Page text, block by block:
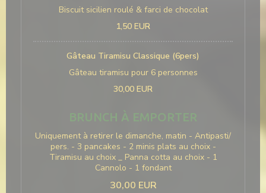
Biscuit sicilien roulé & farci de chocolat
1,50 EUR
Gâteau Tiramisu Classique (6pers)
Gâteau tiramisu pour 6 personnes
30,00 EUR
BRUNCH À EMPORTER
Uniquement à retirer le dimanche, matin - Antipasti/
pers. - 3 pancakes - 2 minis plats au choix -
Tiramisu au choix _ Panna cotta au choix - 1
Cannolo - 1 fondant
30,00 EUR